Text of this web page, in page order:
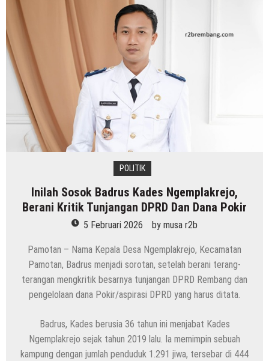
POLITIK
Inilah Sosok Badrus Kades Ngemplakrejo,
Berani Kritik Tunjangan DPRD Dan Dana Pokir
5 Februari 2026 by musa r2b
Pamotan – Nama Kepala Desa Ngemplakrejo, Kecamatan
Pamotan, Badrus menjadi sorotan, setelah berani terang-
terangan mengkritik besarnya tunjangan DPRD Rembang dan
pengelolaan dana Pokir/aspirasi DPRD yang harus ditata.
Badrus, Kades berusia 36 tahun ini menjabat Kades
Ngemplakrejo sejak tahun 2019 lalu. Ia memimpin sebuah
kampung dengan jumlah penduduk 1.291 jiwa, tersebar di 444